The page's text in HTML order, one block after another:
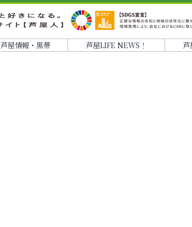
芦屋情報・黒帯 芦屋LIFE NEWS！ 芦